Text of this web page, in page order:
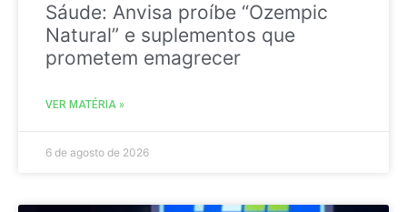
Sáude: Anvisa proíbe “Ozempic
Natural” e suplementos que
prometem emagrecer
VER MATÉRIA »
6 de agosto de 2026